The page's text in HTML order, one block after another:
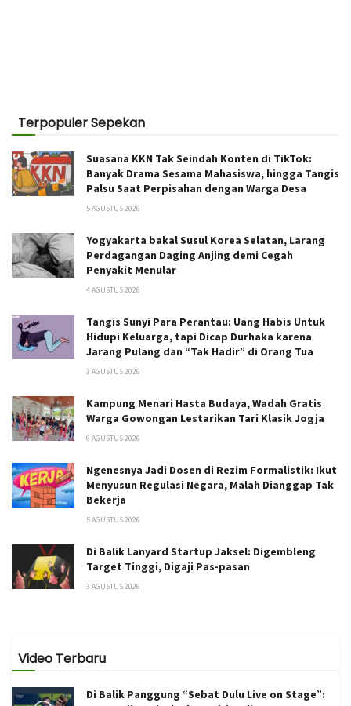
Terpopuler Sepekan
Suasana KKN Tak Seindah Konten di TikTok:
Banyak Drama Sesama Mahasiswa, hingga Tangis
Palsu Saat Perpisahan dengan Warga Desa
5 AGUSTUS 2026
Yogyakarta bakal Susul Korea Selatan, Larang
Perdagangan Daging Anjing demi Cegah
Penyakit Menular
4 AGUSTUS 2026
Tangis Sunyi Para Perantau: Uang Habis Untuk
Hidupi Keluarga, tapi Dicap Durhaka karena
Jarang Pulang dan “Tak Hadir” di Orang Tua
3 AGUSTUS 2026
Kampung Menari Hasta Budaya, Wadah Gratis
Warga Gowongan Lestarikan Tari Klasik Jogja
6 AGUSTUS 2026
Ngenesnya Jadi Dosen di Rezim Formalistik: Ikut
Menyusun Regulasi Negara, Malah Dianggap Tak
Bekerja
5 AGUSTUS 2026
Di Balik Lanyard Startup Jaksel: Digembleng
Target Tinggi, Digaji Pas-pasan
3 AGUSTUS 2026
Video Terbaru
Di Balik Panggung “Sebat Dulu Live on Stage”: